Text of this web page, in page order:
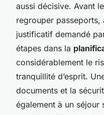
aussi décisive. Avant
regrouper passeports,
justificatif demandé
étapes dans la
considérablement le
tranquillité d’esprit.
documents et la
également à un séjour